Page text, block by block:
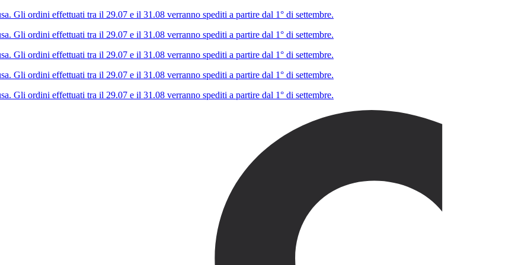
Gli ordini effettuati tra il 29.07 e il 31.08 verranno spediti a partire dal 1° di settembre.
Gli ordini effettuati tra il 29.07 e il 31.08 verranno spediti a partire dal 1° di settembre.
Gli ordini effettuati tra il 29.07 e il 31.08 verranno spediti a partire dal 1° di settembre.
Gli ordini effettuati tra il 29.07 e il 31.08 verranno spediti a partire dal 1° di settembre.
Gli ordini effettuati tra il 29.07 e il 31.08 verranno spediti a partire dal 1° di settembre.